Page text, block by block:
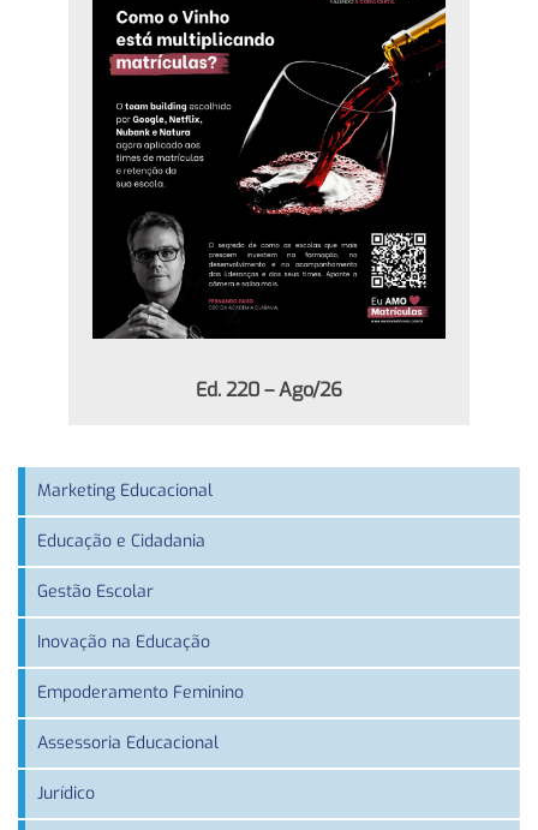
Ed. 220 – Ago/26
Marketing Educacional
Educação e Cidadania
Gestão Escolar
Inovação na Educação
Empoderamento Feminino
Assessoria Educacional
Jurídico